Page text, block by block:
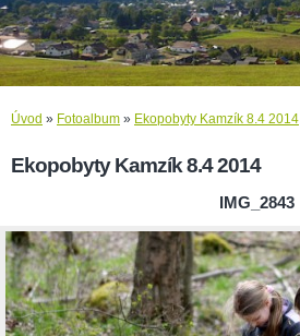
Úvod » Fotoalbum » Ekopobyty Kamzík 8.4 2014
Ekopobyty Kamzík 8.4 2014
IMG_2843